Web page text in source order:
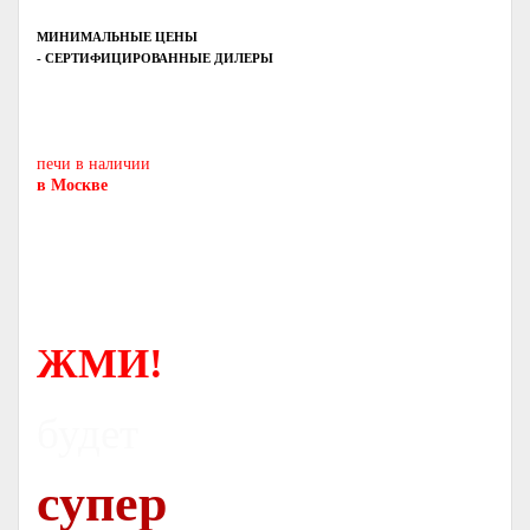
МИНИМАЛЬНЫЕ ЦЕНЫ
- СЕРТИФИЦИРОВАННЫЕ ДИЛЕРЫ
печи в наличии
в Москве
ЖМИ!
супер